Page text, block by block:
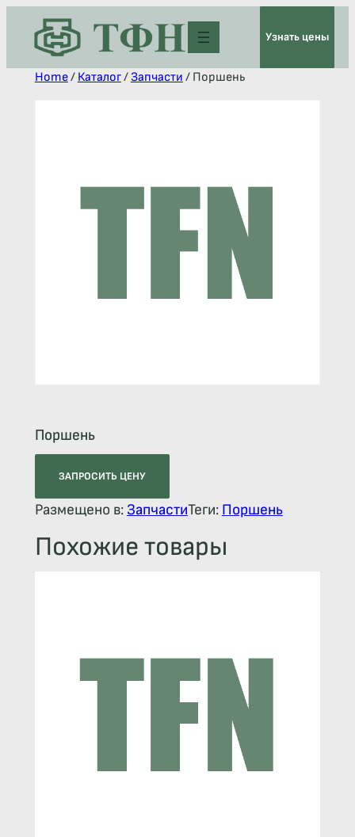
Узнать цены
Home/ Каталог/ Запчасти / Поршень
Поршень
ЗАПРОСИТЬ ЦЕНУ
Размещено в: ЗапчастиТеги: Поршень
Похожие товары